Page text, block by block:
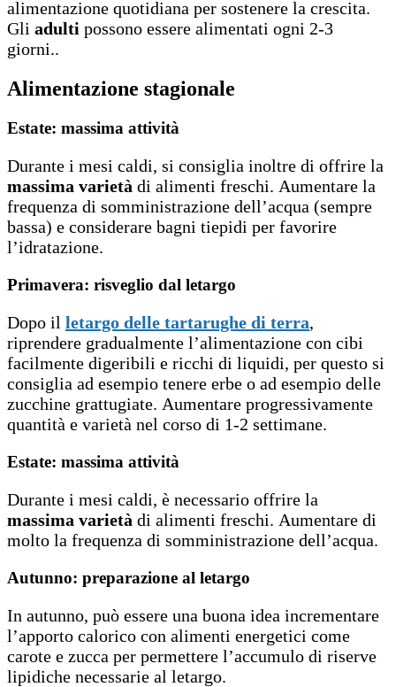
alimentazione quotidiana per sostenere la crescita.
Gli adulti possono essere alimentati ogni 2-3
giorni..
Alimentazione stagionale
Estate: massima attività
Durante i mesi caldi, si consiglia inoltre di offrire la
massima varietà di alimenti freschi. Aumentare la
frequenza di somministrazione dell’acqua (sempre
bassa) e considerare bagni tiepidi per favorire
l’idratazione.
Primavera: risveglio dal letargo
Dopo il letargo delle tartarughe di terra,
riprendere gradualmente l’alimentazione con cibi
facilmente digeribili e ricchi di liquidi, per questo si
consiglia ad esempio tenere erbe o ad esempio delle
zucchine grattugiate. Aumentare progressivamente
quantità e varietà nel corso di 1-2 settimane.
Estate: massima attività
Durante i mesi caldi, è necessario offrire la
massima varietà di alimenti freschi. Aumentare di
molto la frequenza di somministrazione dell’acqua.
Autunno: preparazione al letargo
In autunno, può essere una buona idea incrementare
l’apporto calorico con alimenti energetici come
carote e zucca per permettere l’accumulo di riserve
lipidiche necessarie al letargo.